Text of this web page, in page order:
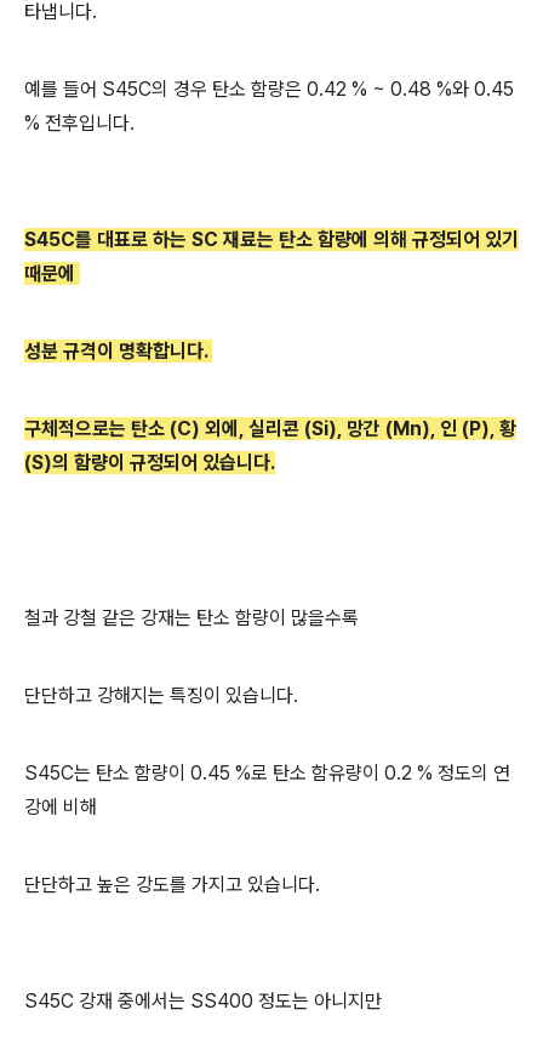
타냅니다.
예를 들어 S45C의 경우 탄소 함량은 0.42 % ~ 0.48 %와 0.45
% 전후입니다.
S45C를 대표로 하는 SC 재료는 탄소 함량에 의해 규정되어 있기
때문에
성분 규격이 명확합니다.
구체적으로는 탄소 (C) 외에, 실리콘 (Si), 망간 (Mn), 인 (P), 황
(S)의 함량이 규정되어 있습니다.
철과 강철 같은 강재는 탄소 함량이 많을수록
단단하고 강해지는 특징이 있습니다.
S45C는 탄소 함량이 0.45 %로 탄소 함유량이 0.2 % 정도의 연
강에 비해
단단하고 높은 강도를 가지고 있습니다.
S45C 강재 중에서는 SS400 정도는 아니지만